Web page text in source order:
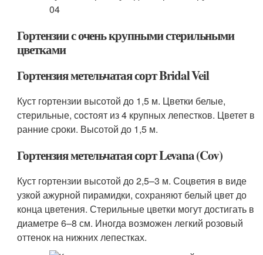
Гортензии с очень крупными стерильными
цветками
Гортензия метельчатая сорт Bridal Veil
Куст гортензии высотой до 1,5 м. Цветки белые,
стерильные, состоят из 4 крупных лепестков. Цветет в
ранние сроки. Высотой до 1,5 м.
Гортензия метельчатая сорт Levana (Cov)
Куст гортензии высотой до 2,5–3 м. Соцветия в виде
узкой ажурной пирамидки, сохраняют белый цвет до
конца цветения. Стерильные цветки могут достигать в
диаметре 6–8 см. Иногда возможен легкий розовый
оттенок на нижних лепестках.